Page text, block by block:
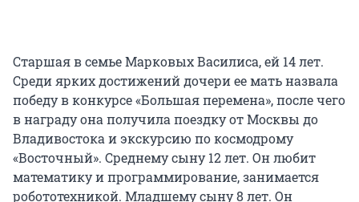
Старшая в семье Марковых Василиса, ей 14 лет.
Среди ярких достижений дочери ее мать назвала
победу в конкурсе «Большая перемена», после чего
в награду она получила поездку от Москвы до
Владивостока и экскурсию по космодрому
«Восточный». Среднему сыну 12 лет. Он любит
математику и программирование, занимается
робототехникой. Младшему сыну 8 лет. Он